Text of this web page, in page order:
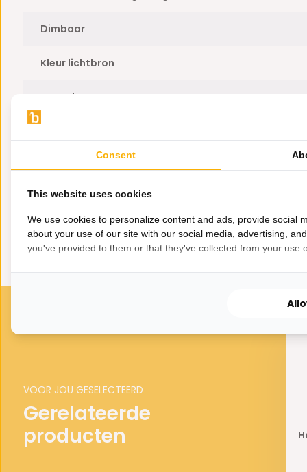
Dimbaar
Kleur lichtbron
Totaal wattage
Plafondbevestiging meegeleverd?
Voltage
VOOR JOU GESELECTEERD
Gerelateerde
producten
Consent
This website uses cookies
We use cookies to personalize content and ads, provide social
about your use of our site with our social media, advertising,
you've provided to them or that they've collected from your use